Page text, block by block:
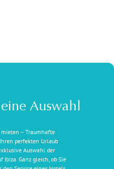
Auswahl
– Traumhafte
perfekten Urlaub
Auswahl der
Ganz gleich, ob Sie